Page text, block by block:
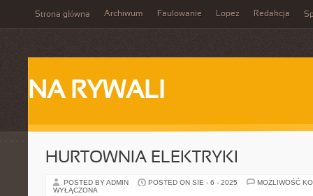
Strona główna Archiwum Faulowanie Lopez Redakcja
NA RYWALI
HURTOWNIA ELEKTRYKI
POSTED BY ADMIN POSTED ON SIE - 6 - 2025
MOŻLIWOŚĆ
WYŁĄCZONA